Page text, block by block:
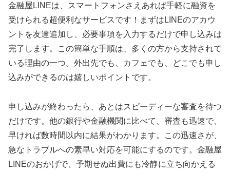
金融屋LINEは、スマートフォンさえあれば手軽に融資を
受けられる超便利なサービスです！まずはLINEのアカウ
ントを友達追加し、必要事項を入力するだけで申し込みは
完了します。この簡単な手順は、多くの方から支持されて
いる理由の一つ。外出先でも、カフェでも、どこでも申し
込みができるのは嬉しいポイントです。
申し込みが終わったら、あとはスピーディーな審査を待つ
だけです。他の銀行や金融機関に比べて、審査も迅速で、
早ければ数時間以内に結果がわかります。この迅速さが、
急なトラブルへの素早い対応を可能にするのです。金融屋
LINEのおかげで、予期せぬ出費にも冷静に立ち向かえる